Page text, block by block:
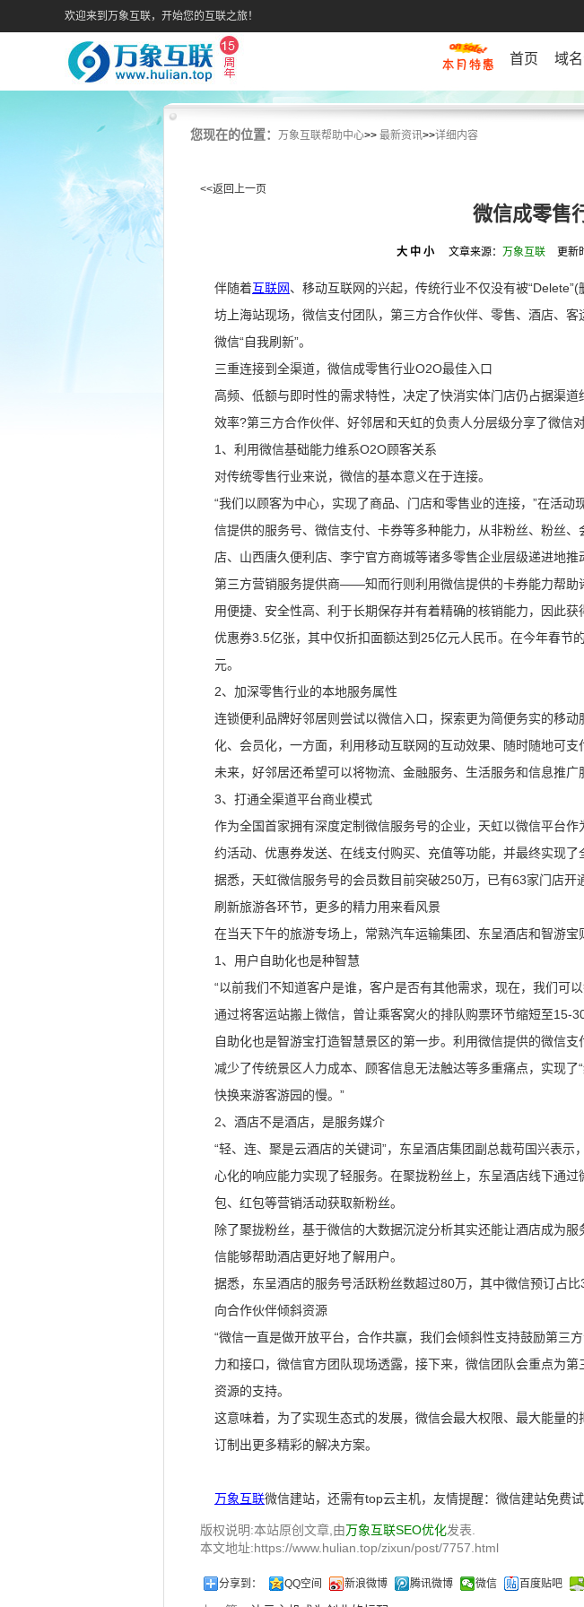
欢迎来到万象互联，开始您的互联之旅！
首页 域
您现在的位置： 万象互联帮助中心>> 最新资讯>>详细内容
<<返回上一页
微信成零售
大 中 小 文章来源： 万象互联 更新
伴随着互联网、移动互联网的兴起，传统行业不仅没有被
坊上海站现场，微信支付团队，第三方合作伙伴、零售、酒店、
微信“自我刷新”。
三重连接到全渠道，微信成零售行业O2O最佳入口
高频、低额与即时性的需求特性，决定了快消实体门店仍占据渠
效率?第三方合作伙伴、好邻居和天虹的负责人分层级分享了微信
1、利用微信基础能力维系O2O顾客关系
对传统零售行业来说，微信的基本意义在于连接。
“我们以顾客为中心，实现了商品、门店和零售业的连接，”在活
信提供的服务号、微信支付、卡券等多种能力，从非粉丝、粉丝
店、山西唐久便利店、李宁官方商城等诸多零售企业层级递进地推
第三方营销服务提供商——知而行则利用微信提供的卡券能力帮助
用便捷、安全性高、利于长期保存并有着精确的核销能力，因此
优惠券3.5亿张，其中仅折扣面额达到25亿元人民币。在今年春
元。
2、加深零售行业的本地服务属性
连锁便利品牌好邻居则尝试以微信入口，探索更为简便务实的移
化、会员化，一方面，利用移动互联网的互动效果、随时随地可支
未来，好邻居还希望可以将物流、金融服务、生活服务和信息推广
3、打通全渠道平台商业模式
作为全国首家拥有深度定制微信服务号的企业，天虹以微信平台
约活动、优惠券发送、在线支付购买、充值等功能，并最终实现了
据悉，天虹微信服务号的会员数目前突破250万，已有63家门店
刷新旅游各环节，更多的精力用来看风景
在当天下午的旅游专场上，常熟汽车运输集团、东呈酒店和智游
1、用户自助化也是种智慧
“以前我们不知道客户是谁，客户是否有其他需求，现在，我们可
通过将客运站搬上微信，曾让乘客窝火的排队购票环节缩短至15-30
自助化也是智游宝打造智慧景区的第一步。利用微信提供的微信
减少了传统景区人力成本、顾客信息无法触达等多重痛点，实现
快换来游客游园的慢。”
2、酒店不是酒店，是服务媒介
“轻、连、聚是云酒店的关键词”，东呈酒店集团副总裁苟国兴表示，
心化的响应能力实现了轻服务。在聚拢粉丝上，东呈酒店线下通
包、红包等营销活动获取新粉丝。
除了聚拢粉丝，基于微信的大数据沉淀分析其实还能让酒店成为
信能够帮助酒店更好地了解用户。
据悉，东呈酒店的服务号活跃粉丝数超过80万，其中微信预订占比
向合作伙伴倾斜资源
“微信一直是做开放平台，合作共赢，我们会倾斜性支持鼓励第三
力和接口，微信官方团队现场透露，接下来，微信团队会重点为
资源的支持。
这意味着，为了实现生态式的发展，微信会最大权限、最大能量
订制出更多精彩的解决方案。
万象互联微信建站，还需有top云主机，友情提醒：微信建站免费
版权说明:本站原创文章,由万象互联SEO优化发表.
本文地址:https://www.hulian.top/zixun/post/7757.html
分享到： QQ空间 新浪微博 腾讯微博 微信 百度贴吧